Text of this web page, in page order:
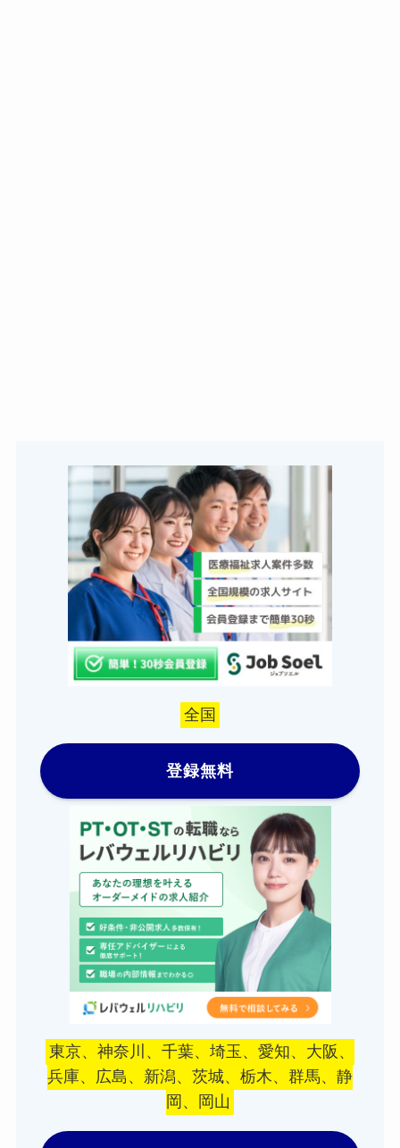
全国
登録無料
東京、神奈川、千葉、埼玉、愛知、大阪、
兵庫、広島、新潟、茨城、栃木、群馬、静
岡、岡山